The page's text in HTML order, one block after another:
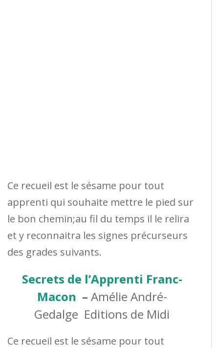
Ce recueil est le sésame pour tout
apprenti qui souhaite mettre le pied sur
le bon chemin;au fil du temps il le relira
et y reconnaitra les signes précurseurs
des grades suivants.
Secrets de l’Apprenti Franc-
Macon – Amélie André-
Gedalge Editions de Midi
Ce recueil est le sésame pour tout